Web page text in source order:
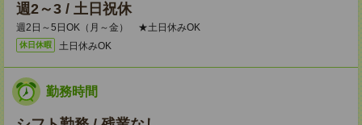
週2～3 / 土日祝休
週2日～5日OK（月～金） ★土日休みOK
休日休暇 土日休みOK
勤務時間